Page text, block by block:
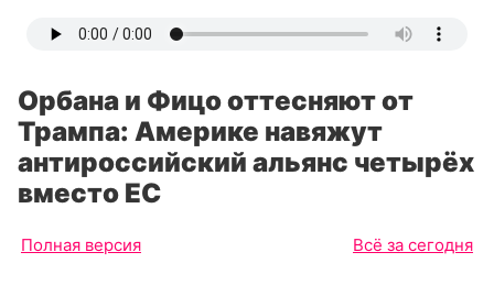
Орбана и Фицо оттесняют от
Трампа: Америке навяжут
антироссийский альянс четырёх
вместо ЕС
Полная версия Всё за сегодня